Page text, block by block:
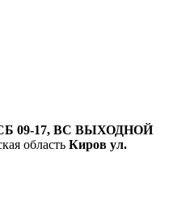
09-17, ВС ВЫХОДНОЙ
область Киров ул.